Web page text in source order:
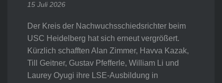
15 Juli 2026
Der Kreis der Nachwuchsschiedsrichter beim
USC Heidelberg hat sich erneut vergrößert.
Kürzlich schafften Alan Zimmer, Havva Kazak,
Till Geitner, Gustav Pfefferle, William Li und
Laurey Oyugi ihre LSE-Ausbildung in